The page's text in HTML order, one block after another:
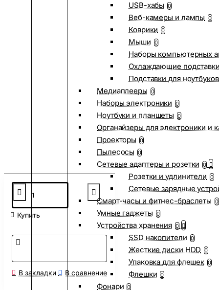
USB-хабы 0
Веб-камеры и лампы 0
Коврики 0
Мыши 0
Наборы компьютерных
Охлаждающие
Подставки для ноутбуков
Медиаплееры 0
Наборы электроники 0
Ноутбуки и планшеты 0
Органайзеры для электроники и
Проекторы 0
Пылесосы 0
Сетевые адаптеры и розетки 0
Розетки и удлинители 0
Сетевые зарядные
Смарт-часы и фитнес-браслеты 0
Умные гаджеты 0
Устройства хранения 0
SSD накопители 0
Жесткие диски HDD 0
Упаковка для флешек 0
Флешки 0
Фонари 0
Купить
В закладки В сравнение